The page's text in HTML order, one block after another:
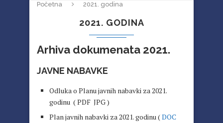
Početna 2021. godina
2021. GODINA
Arhiva dokumenata 2021.
JAVNE NABAVKE
Odluka o Planu javnih nabavki za 2021.
godinu ( PDF JPG )
Plan javnih nabavki za 2021. godinu (DOC